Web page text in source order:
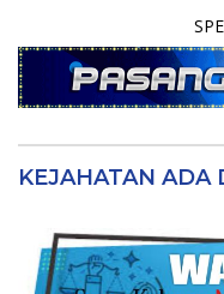
KEJAHATAN ADA